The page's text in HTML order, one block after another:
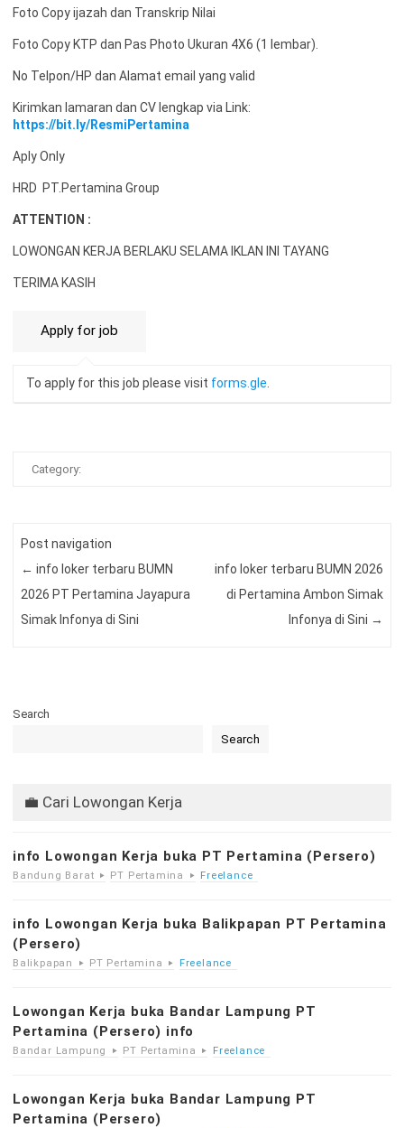
Foto Copy ijazah dan Transkrip Nilai
Foto Copy KTP dan Pas Photo Ukuran 4X6 (1 lembar).
No Telpon/HP dan Alamat email yang valid
Kirimkan lamaran dan CV lengkap via Link:
https://bit.ly/ResmiPertamina
Aply Only
HRD PT.Pertamina Group
ATTENTION :
LOWONGAN KERJA BERLAKU SELAMA IKLAN INI TAYANG
TERIMA KASIH
To apply for this job please visit forms.gle.
Category:
Post navigation
← info loker terbaru BUMN
2026 PT Pertamina Jayapura
Simak Infonya di Sini
info loker terbaru BUMN 2026
di Pertamina Ambon Simak
Infonya di Sini →
Search
Search
💼 Cari Lowongan Kerja
info Lowongan Kerja buka PT Pertamina (Persero)
Bandung Barat PT Pertamina Freelance
info Lowongan Kerja buka Balikpapan PT Pertamina
(Persero)
Balikpapan PT Pertamina Freelance
Lowongan Kerja buka Bandar Lampung PT
Pertamina (Persero) info
Bandar Lampung PT Pertamina Freelance
Lowongan Kerja buka Bandar Lampung PT
Pertamina (Persero)